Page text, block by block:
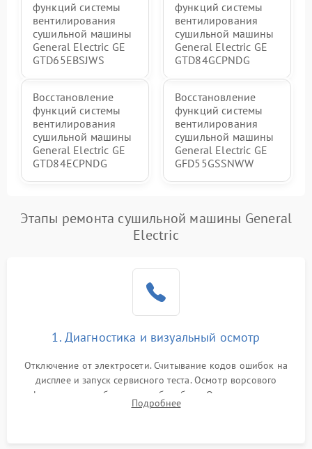
функций системы
вентилирования
сушильной машины
General Electric GE
GTD65EBSJWS
функций системы
вентилирования
сушильной машины
General Electric GE
GTD84GCPNDG
Восстановление
функций системы
вентилирования
сушильной машины
General Electric GE
GTD84ECPNDG
Восстановление
функций системы
вентилирования
сушильной машины
General Electric GE
GFD55GSSNWW
Этапы ремонта сушильной машины General
Electric
1. Диагностика и визуальный осмотр
Отключение от электросети. Считывание кодов ошибок на
дисплее и запуск сервисного теста. Осмотр ворсового
фильтра, теплообменника и барабана. Опрос клиента о
неисправностях (не сушит, не крутит барабан, сильно шумит
Подробнее